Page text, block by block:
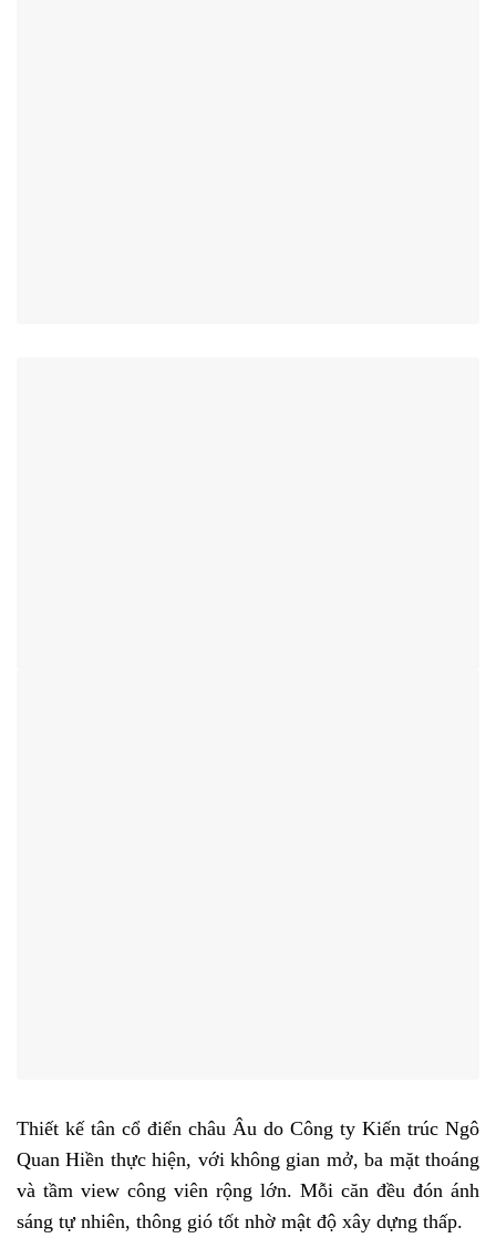
Thiết kế tân cổ điển châu Âu do Công ty Kiến trúc Ngô
Quan Hiền thực hiện, với không gian mở, ba mặt thoáng
và tầm view công viên rộng lớn. Mỗi căn đều đón ánh
sáng tự nhiên, thông gió tốt nhờ mật độ xây dựng thấp.